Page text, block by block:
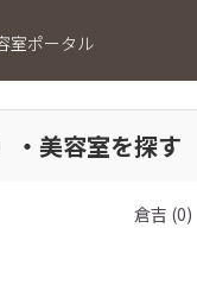
室ポータル
・美容室を探す
倉吉 (0)